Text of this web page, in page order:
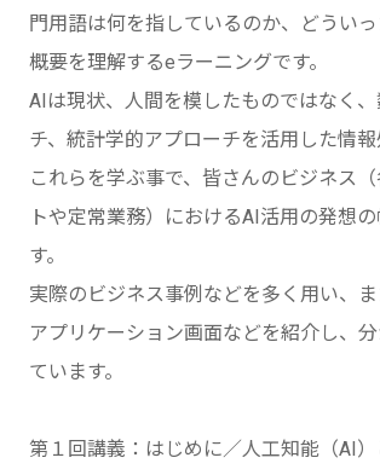
門用語は何を指しているのか、どうい
概要を理解するeラーニングです。
AIは現状、人間を模したものではなく
チ、統計学的アプローチを活用した情報
これらを学ぶ事で、皆さんのビジネス
トや定常業務）におけるAI活用の発想
す。
実際のビジネス事例などを多く用い、
アプリケーション画面などを紹介し、
ています。
第１回講義：はじめに／人工知能（AI